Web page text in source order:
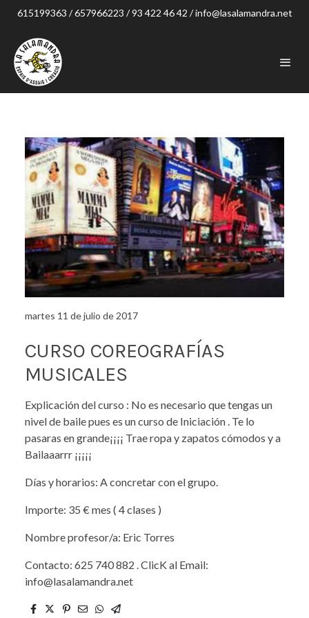
615199363 / 657966223 / 93 422 46 42 / info@lasalamandra.net
martes 11 de julio de 2017
CURSO COREOGRAFÍAS
MUSICALES
Explicación del curso : No es necesario que tengas un
nivel de baile pues es un curso de Iniciación . Te lo
pasaras en grande¡¡¡¡ Trae ropa y zapatos cómodos y a
Bailaaarrr ¡¡¡¡¡
Días y horarios: A concretar con el grupo.
Importe: 35 € mes ( 4 clases )
Nombre profesor/a: Eric Torres
Contacto: 625 740 882 . ClicK al Email:
info@lasalamandra.net